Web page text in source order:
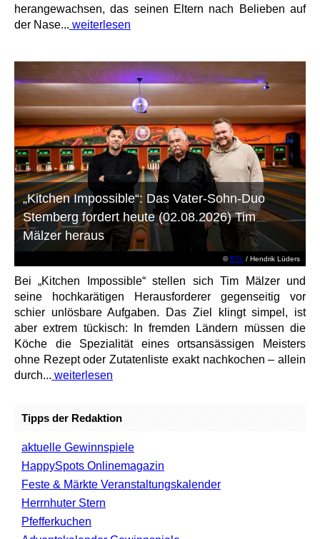
herangewachsen, das seinen Eltern nach Belieben auf
der Nase... weiterlesen
©RTL / Hendrik Lüders
„Kitchen Impossible“: Das Vater-Sohn-Duo
Stemberg fordert heute (02.08.2026) Tim
Mälzer heraus
Bei „Kitchen Impossible“ stellen sich Tim Mälzer und
seine hochkarätigen Herausforderer gegenseitig vor
schier unlösbare Aufgaben. Das Ziel klingt simpel, ist
aber extrem tückisch: In fremden Ländern müssen die
Köche die Spezialität eines ortsansässigen Meisters
ohne Rezept oder Zutatenliste exakt nachkochen – allein
durch... weiterlesen
Tipps der Redaktion
aktuelle Gewinnspiele
HappySpots Onlinemagazin
Feste & Märkte Veranstaltungskalender
Herrnhuter Stern
Pfefferkuchen